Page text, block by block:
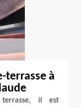
terrasse à
terrasse, il est